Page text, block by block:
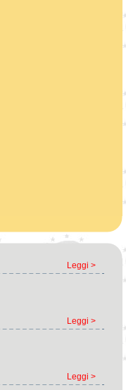
Leggi >
Leggi >
Leggi >